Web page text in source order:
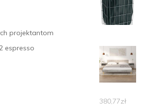
projektantom
espresso
380,77zł